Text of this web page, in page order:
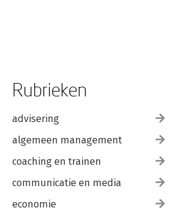
Rubrieken
advisering
algemeen management
coaching en trainen
communicatie en media
economie